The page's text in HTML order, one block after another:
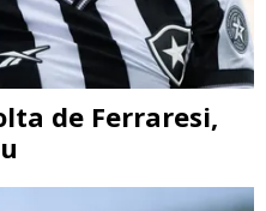
de Ferraresi,